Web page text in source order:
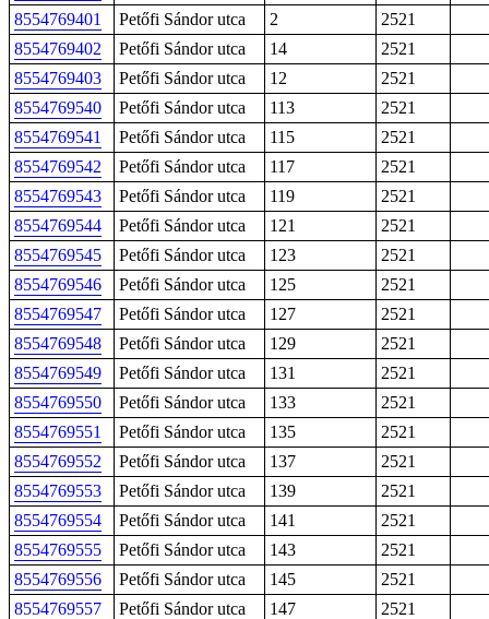
8554769401
Petőfi Sándor utca 2
2521
8554769402
Petőfi Sándor utca 14
2521
8554769403
Petőfi Sándor utca 12
2521
8554769540
Petőfi Sándor utca 113
2521
8554769541
Petőfi Sándor utca 115
2521
8554769542
Petőfi Sándor utca 117
2521
8554769543
Petőfi Sándor utca 119
2521
8554769544
Petőfi Sándor utca 121
2521
8554769545
Petőfi Sándor utca 123
2521
8554769546
Petőfi Sándor utca 125
2521
8554769547
Petőfi Sándor utca 127
2521
8554769548
Petőfi Sándor utca 129
2521
8554769549
Petőfi Sándor utca 131
2521
8554769550
Petőfi Sándor utca 133
2521
8554769551
Petőfi Sándor utca 135
2521
8554769552
Petőfi Sándor utca 137
2521
8554769553
Petőfi Sándor utca 139
2521
8554769554
Petőfi Sándor utca 141
2521
8554769555
Petőfi Sándor utca 143
2521
8554769556
Petőfi Sándor utca 145
2521
8554769557
Petőfi Sándor utca 147
2521